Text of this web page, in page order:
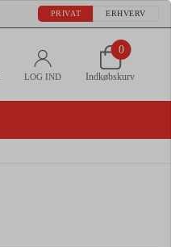
PRIVAT ERHVERV
LOG IND
0
Indkøbskurv